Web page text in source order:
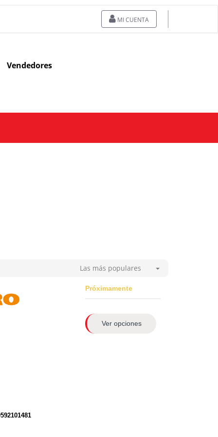
MI CUENTA
Vendedores
Las más populares
Próximamente
Ver opciones